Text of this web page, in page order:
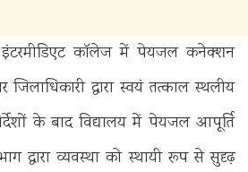
इंटरमीडिएट कॉलेज में पेयजल कनेक्शन
द्वारा स्वयं तत्काल स्थलीय
के बाद विद्यालय में पेयजल आपूर्ति
द्वारा व्यवस्था को स्थायी रूप से सुदृढ़